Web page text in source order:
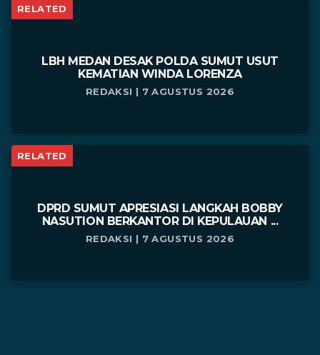
RELATED
LBH MEDAN DESAK POLDA SUMUT USUT
KEMATIAN WINDA LORENZA
REDAKSI | 7 AGUSTUS 2026
RELATED
DPRD SUMUT APRESIASI LANGKAH BOBBY
NASUTION BERKANTOR DI KEPULAUAN ...
REDAKSI | 7 AGUSTUS 2026